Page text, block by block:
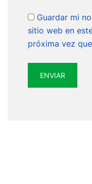
Guardar mi
sitio web en
próxima vez